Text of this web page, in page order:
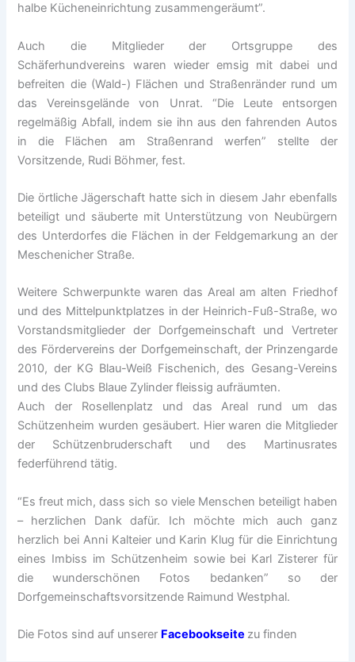
halbe Kücheneinrichtung zusammengeräumt”.
Auch die Mitglieder der Ortsgruppe des
Schäferhundvereins waren wieder emsig mit dabei und
befreiten die (Wald-) Flächen und Straßenränder rund um
das Vereinsgelände von Unrat. “Die Leute entsorgen
regelmäßig Abfall, indem sie ihn aus den fahrenden Autos
in die Flächen am Straßenrand werfen” stellte der
Vorsitzende, Rudi Böhmer, fest.
Die örtliche Jägerschaft hatte sich in diesem Jahr ebenfalls
beteiligt und säuberte mit Unterstützung von Neubürgern
des Unterdorfes die Flächen in der Feldgemarkung an der
Meschenicher Straße.
Weitere Schwerpunkte waren das Areal am alten Friedhof
und des Mittelpunktplatzes in der Heinrich-Fuß-Straße, wo
Vorstandsmitglieder der Dorfgemeinschaft und Vertreter
des Fördervereins der Dorfgemeinschaft, der Prinzengarde
2010, der KG Blau-Weiß Fischenich, des Gesang-Vereins
und des Clubs Blaue Zylinder fleissig aufräumten.
Auch der Rosellenplatz und das Areal rund um das
Schützenheim wurden gesäubert. Hier waren die Mitglieder
der Schützenbruderschaft und des Martinusrates
federführend tätig.
“Es freut mich, dass sich so viele Menschen beteiligt haben
– herzlichen Dank dafür. Ich möchte mich auch ganz
herzlich bei Anni Kalteier und Karin Klug für die Einrichtung
eines Imbiss im Schützenheim sowie bei Karl Zisterer für
die wunderschönen Fotos bedanken” so der
Dorfgemeinschaftsvorsitzende Raimund Westphal.
Die Fotos sind auf unserer Facebookseite zu finden